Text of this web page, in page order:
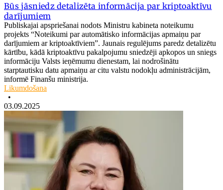
Būs jāsniedz detalizēta informācija par kriptoaktīvu
darījumiem
Publiskajai apspriešanai nodots Ministru kabineta noteikumu
projekts “Noteikumi par automātisko informācijas apmaiņu par
darījumiem ar kriptoaktīviem”. Jaunais regulējums paredz detalizētu
kārtību, kādā kriptoaktīvu pakalpojumu sniedzēji apkopos un sniegs
informāciju Valsts ieņēmumu dienestam, lai nodrošinātu
starptautisku datu apmaiņu ar citu valstu nodokļu administrācijām,
informē Finanšu ministrija.
Likumdošana
•
03.09.2025